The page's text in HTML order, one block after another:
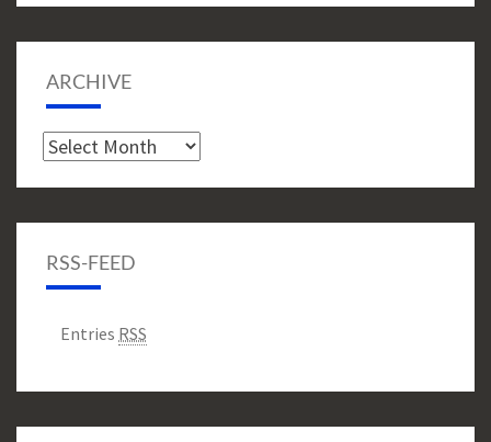
ARCHIVE
Archive
RSS-FEED
Entries RSS